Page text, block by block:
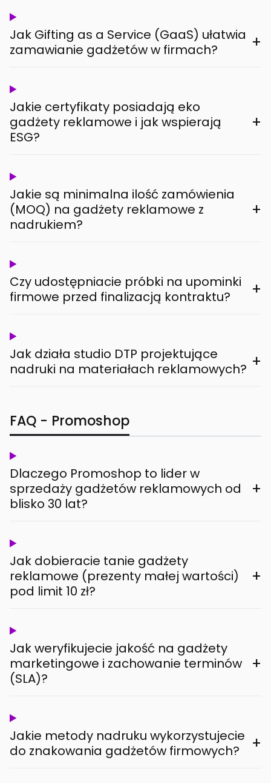
Jak Gifting as a Service (GaaS) ułatwia
zamawianie gadżetów w firmach?
+
Jakie certyfikaty posiadają eko
gadżety reklamowe i jak wspierają
ESG?
+
Jakie są minimalna ilość zamówienia
(MOQ) na gadżety reklamowe z
nadrukiem?
+
Czy udostępniacie próbki na upominki
firmowe przed finalizacją kontraktu?
+
Jak działa studio DTP projektujące
nadruki na materiałach reklamowych? +
FAQ - Promoshop
Dlaczego Promoshop to lider w
sprzedaży gadżetów reklamowych od
blisko 30 lat?
+
Jak dobieracie tanie gadżety
reklamowe (prezenty małej wartości)
pod limit 10 zł?
+
Jak weryfikujecie jakość na gadżety
marketingowe i zachowanie terminów
(SLA)?
+
Jakie metody nadruku wykorzystujecie
do znakowania gadżetów firmowych?
+